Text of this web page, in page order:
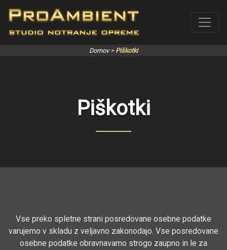
Domov> Piškotki
Piškotki
Vse preko spletne strani posredovane osebne podatke
varujemo v skladu z veljavno zakonodajo. Vse posredovane
osebne podatke obravnavamo strogo zaupno in le za